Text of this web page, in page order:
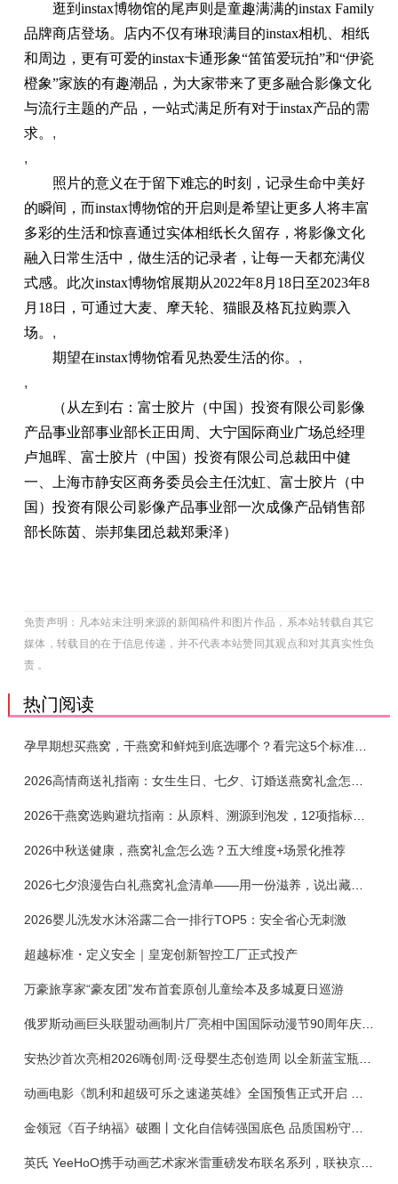
逛到instax博物馆的尾声则是童趣满满的instax Family
品牌商店登场。店内不仅有琳琅满目的instax相机、相纸
和周边，更有可爱的instax卡通形象“笛笛爱玩拍”和“伊瓷
橙象”家族的有趣潮品，为大家带来了更多融合影像文化
与流行主题的产品，一站式满足所有对于instax产品的需
求。 ,
,
照片的意义在于留下难忘的时刻，记录生命中美好
的瞬间，而instax博物馆的开启则是希望让更多人将丰富
多彩的生活和惊喜通过实体相纸长久留存，将影像文化
融入日常生活中，做生活的记录者，让每一天都充满仪
式感。此次instax博物馆展期从2022年8月18日至2023年8
月18日，可通过大麦、摩天轮、猫眼及格瓦拉购票入
场。 ,
期望在instax博物馆看见热爱生活的你。 ,
,
（从左到右：富士胶片（中国）投资有限公司影像
产品事业部事业部长正田周、大宁国际商业广场总经理
卢旭晖、富士胶片（中国）投资有限公司总裁田中健
一、上海市静安区商务委员会主任沈虹、富士胶片（中
国）投资有限公司影像产品事业部一次成像产品销售部
部长陈茵、崇邦集团总裁郑秉泽）
免责声明：凡本站未注明来源的新闻稿件和图片作品，系本站转载自其它
媒体，转载目的在于信息传递，并不代表本站赞同其观点和对其真实性负
责 。
热门阅读
孕早期想买燕窝，干燕窝和鲜炖到底选哪个？看完这5个标准再下单
2026干燕窝选购避坑指南：从原料、溯源到泡发，12项指标判断靠谱燕窝
2026中秋送健康，燕窝礼盒怎么选？五大维度+场景化推荐
2026七夕浪漫告白礼燕窝礼盒清单——用一份滋养，说出藏在心底的爱
2026婴儿洗发水沐浴露二合一排行TOP5：安全省心无刺激
超越标准・定义安全｜皇宠创新智控工厂正式投产
万豪旅享家“豪友团”发布首套原创儿童绘本及多城夏日巡游
俄罗斯动画巨头联盟动画制片厂亮相中国国际动漫节90周年庆开启中国之旅新篇章
金领冠《百子纳福》破圈丨文化自信铸强国底色 品质国粉守护新生
英氏 YeeHoO携手动画艺术家米雷重磅发布联名系列，联袂京东深化全渠道战略